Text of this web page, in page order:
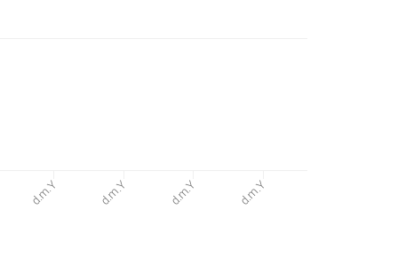
d.m.Y d.m.Y d.m.Y d.m.Y